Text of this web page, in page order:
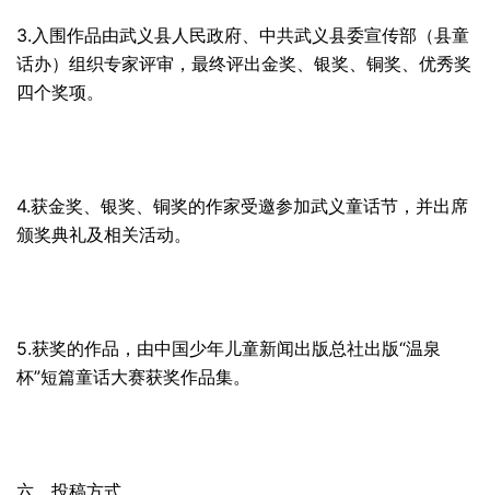
3.入围作品由武义县人民政府、中共武义县委宣传部（县童
话办）组织专家评审，最终评出金奖、银奖、铜奖、优秀奖
四个奖项。
4.获金奖、银奖、铜奖的作家受邀参加武义童话节，并出席
颁奖典礼及相关活动。
5.获奖的作品，由中国少年儿童新闻出版总社出版“温泉
杯”短篇童话大赛获奖作品集。
六、 投稿方式